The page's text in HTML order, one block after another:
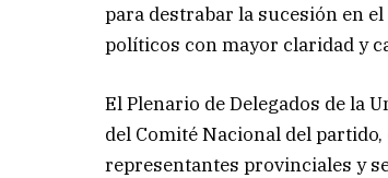
para destrabar la sucesión en
políticos con mayor claridad y
El Plenario de Delegados de la
del Comité Nacional del
representantes provinciales y